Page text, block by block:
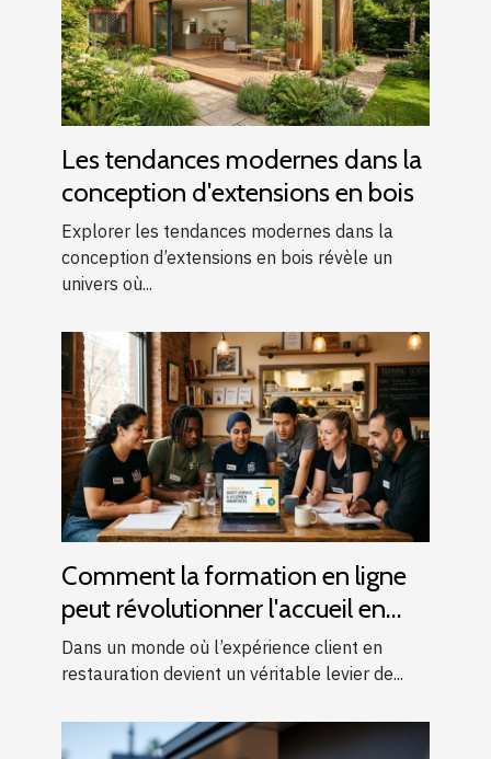
Les tendances modernes dans la
conception d'extensions en bois
Explorer les tendances modernes dans la
conception d’extensions en bois révèle un
univers où...
Comment la formation en ligne
peut révolutionner l'accueil en
restauration ?
Dans un monde où l’expérience client en
restauration devient un véritable levier de...